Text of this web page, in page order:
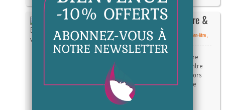
Hello Beach Body - Part 2: ventre &
Publié le : 02/06/2017 15:13:15 | commentaires | Catégories : Bien-être,
Minceur
En maillot de bain sur la plage ou dans votre
nouveau petit crop top, vous voulez un ventre
plat, tonique, une taille fine et dessinée ? Alors
voici une nouvelle session workout spéciale
ventre e [...]